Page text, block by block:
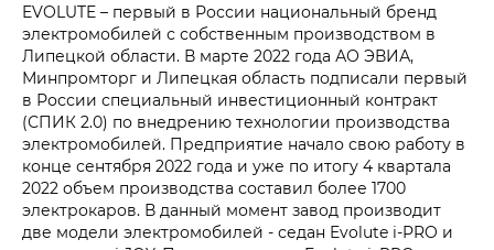
EVOLUTE – первый в России национальный бренд
электромобилей с собственным производством в
Липецкой области. В марте 2022 года АО ЭВИА,
Минпромторг и Липецкая область подписали первый
в России специальный инвестиционный контракт
(СПИК 2.0) по внедрению технологии производства
электромобилей. Предприятие начало свою работу в
конце сентября 2022 года и уже по итогу 4 квартала
2022 объем производства составил более 1700
электрокаров. В данный момент завод производит
две модели электромобилей - седан Evolute i‑PRO и